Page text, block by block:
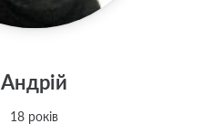
Андрій
18 років